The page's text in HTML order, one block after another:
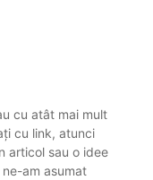
cu atât mai mult
cu link, atunci
articol sau o idee
am asumat